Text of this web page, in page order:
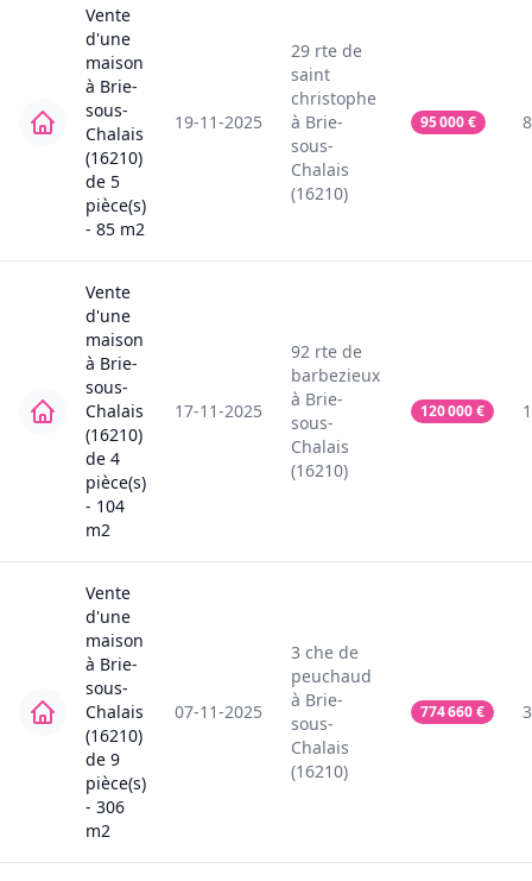
Vente
d'une
maison
à Brie-
sous-
Chalais
(16210)
de 5
pièce(s)
- 85 m2
19-11-2025
29 rte de
saint
christophe
à Brie-
sous-
Chalais
(16210)
95 000€
Vente
d'une
maison
à Brie-
sous-
Chalais
(16210)
de 4
pièce(s)
- 104
m2
17-11-2025
92 rte de
barbezieux
à Brie-
sous-
Chalais
(16210)
120 000€
Vente
d'une
maison
à Brie-
sous-
Chalais
(16210)
de 9
pièce(s)
- 306
m2
07-11-2025
3 che de
peuchaud
à Brie-
sous-
Chalais
(16210)
774 660€